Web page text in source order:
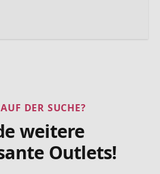
DER SUCHE?
weitere
Outlets!